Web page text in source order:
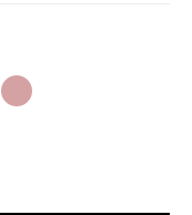
stockin stock
variant in stock
W03
Product variant in